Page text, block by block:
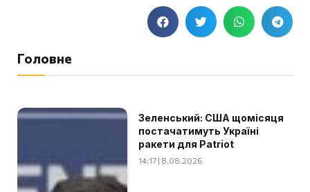
Головне
Зеленський: США щомісяця
постачатимуть Україні
ракети для Patriot
14:17 | 8.08.2026